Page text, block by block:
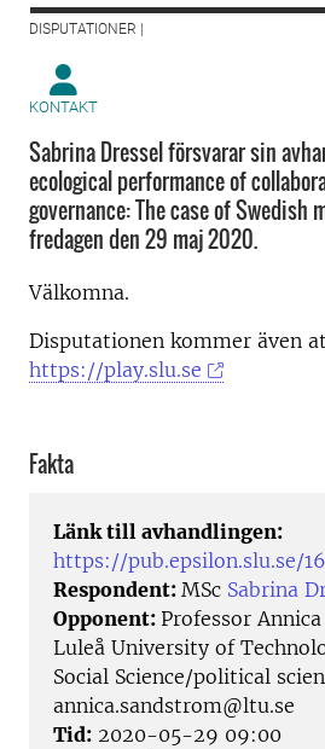
DISPUTATIONER |
KONTAKT
Sabrina Dressel försvarar sin
ecological performance of
governance: The case of Swedish
fredagen den 29 maj 2020.
Välkomna.
Disputationen kommer även
https://play.slu.se
Fakta
Länk till avhandlingen:
https://pub.epsilon.slu.se/
Respondent: MSc Sabrina
Opponent: Professor
Luleå University of
Social Science/political
annica.sandstrom@ltu.se
Tid: 2020-05-29 09:00